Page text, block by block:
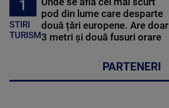
1
STIRI
TURISM
pod din lume care desparte
două țări europene. Are doar
3 metri și două fusuri orare
PARTENERI